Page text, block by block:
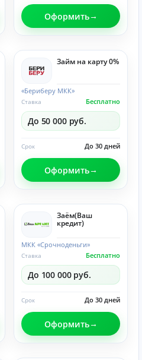
Оформить
Займ на карту 0%
«Бериберу МКК»
Бесплатно
Ставка
До 50 000 руб.
До 30 дней
Срок
Оформить
Заём(Ваш
кредит)
МКК «Срочноденьги»
Бесплатно
Ставка
До 100 000 руб.
До 30 дней
Срок
Оформить